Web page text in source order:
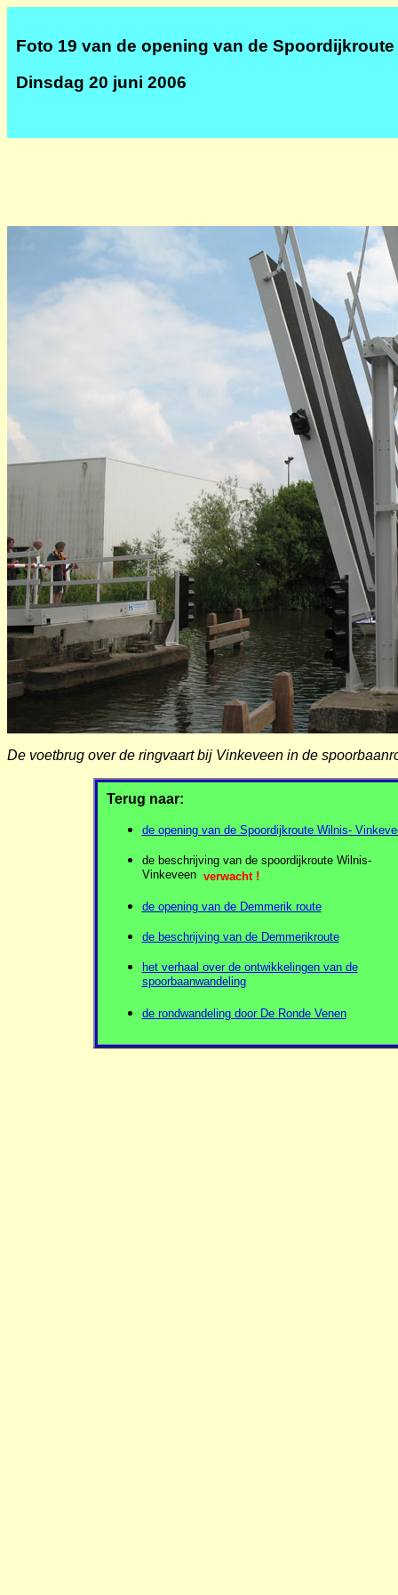
Foto 19 van de opening van de
Dinsdag 20 juni 2006
De voetbrug over de ringvaart bij Vinkeveen in de
Terug naar:
de opening van de Spoordijkroute Wilnis-
de beschrijving van de spoordijkroute Wilnis-
Vinkeveen verwacht !
de opening van de Demmerik route
de beschrijving van de Demmerikroute
het verhaal over de ontwikkelingen van de
spoorbaanwandeling
de rondwandeling door De Ronde Venen